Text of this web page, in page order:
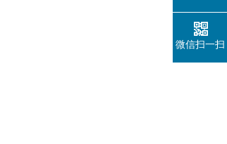
微信扫一扫